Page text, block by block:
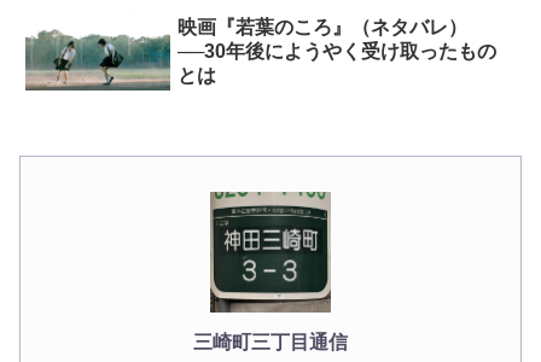
映画『若葉のころ』（ネタバレ）
──30年後にようやく受け取ったもの
とは
三崎町三丁目通信